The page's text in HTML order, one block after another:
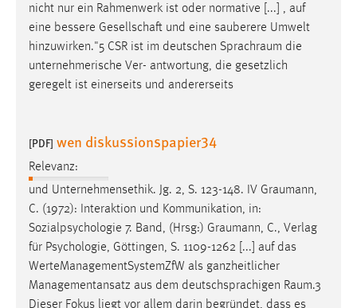
nicht nur ein Rahmenwerk ist oder normative [...] , auf
eine bessere Gesellschaft und eine sauberere Umwelt
hinzuwirken."5 CSR ist im deutschen Sprachraum die
unternehmerische Ver- antwortung, die gesetzlich
geregelt ist einerseits und andererseits
[PDF] wen diskussionspapier34
Relevanz:
und Unternehmensethik. Jg. 2, S. 123-148. IV Graumann,
C. (1972): Interaktion und Kommunikation, in:
Sozialpsychologie 7. Band, (Hrsg:) Graumann, C., Verlag
für Psychologie, Göttingen, S. 1109-1262 [...] auf das
WerteManagementSystemZfW als ganzheitlicher
Managementansatz aus dem deutschsprachigen Raum.3
Dieser Fokus liegt vor allem darin begründet, dass es